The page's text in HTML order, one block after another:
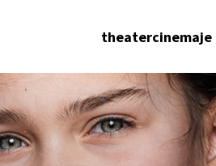
theatercinemaje